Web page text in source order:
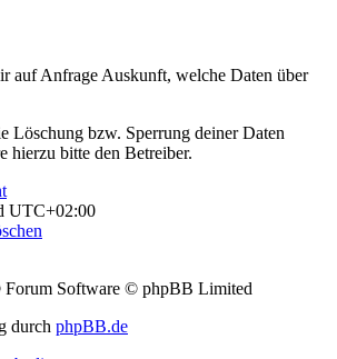
auf Anfrage Auskunft, welche Daten über
Löschung bzw. Sperrung deiner Daten
hierzu bitte den Betreiber.
UTC+02:00
Software © phpBB Limited
durch phpBB.de